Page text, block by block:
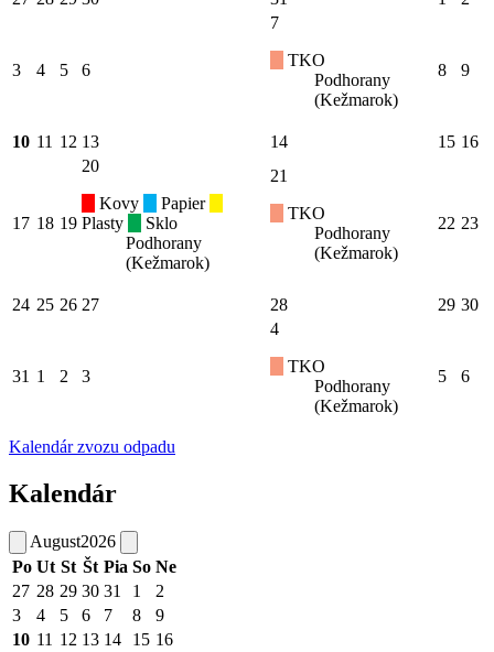
3 4 5 6
7
TKO
Podhorany
(Kežmarok)
8 9
10 11 12 13 14 15 16
17 18 19
20
Kovy
Papier
Plasty
Sklo
Podhorany
(Kežmarok)
21
TKO
Podhorany
(Kežmarok)
22 23
24 25 26 27 28 29 30
31 1 2 3
4
TKO
Podhorany
(Kežmarok)
5 6
Kalendár zvozu odpadu
Kalendár
August2026
Po Ut St Št Pia So Ne
27 28 29 30 31 1
2
3
4 5 6 7 8
9
10 11 12 13 14 15 16